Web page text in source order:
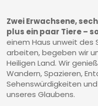
Zwei Erwachsene,
plus ein paar Tiere –
einem Haus unweit des
arbeiten, begeben wir
Heiligen Land. Wir
Wandern, Spazieren,
Sehenswürdigkeiten
unseres Glaubens.